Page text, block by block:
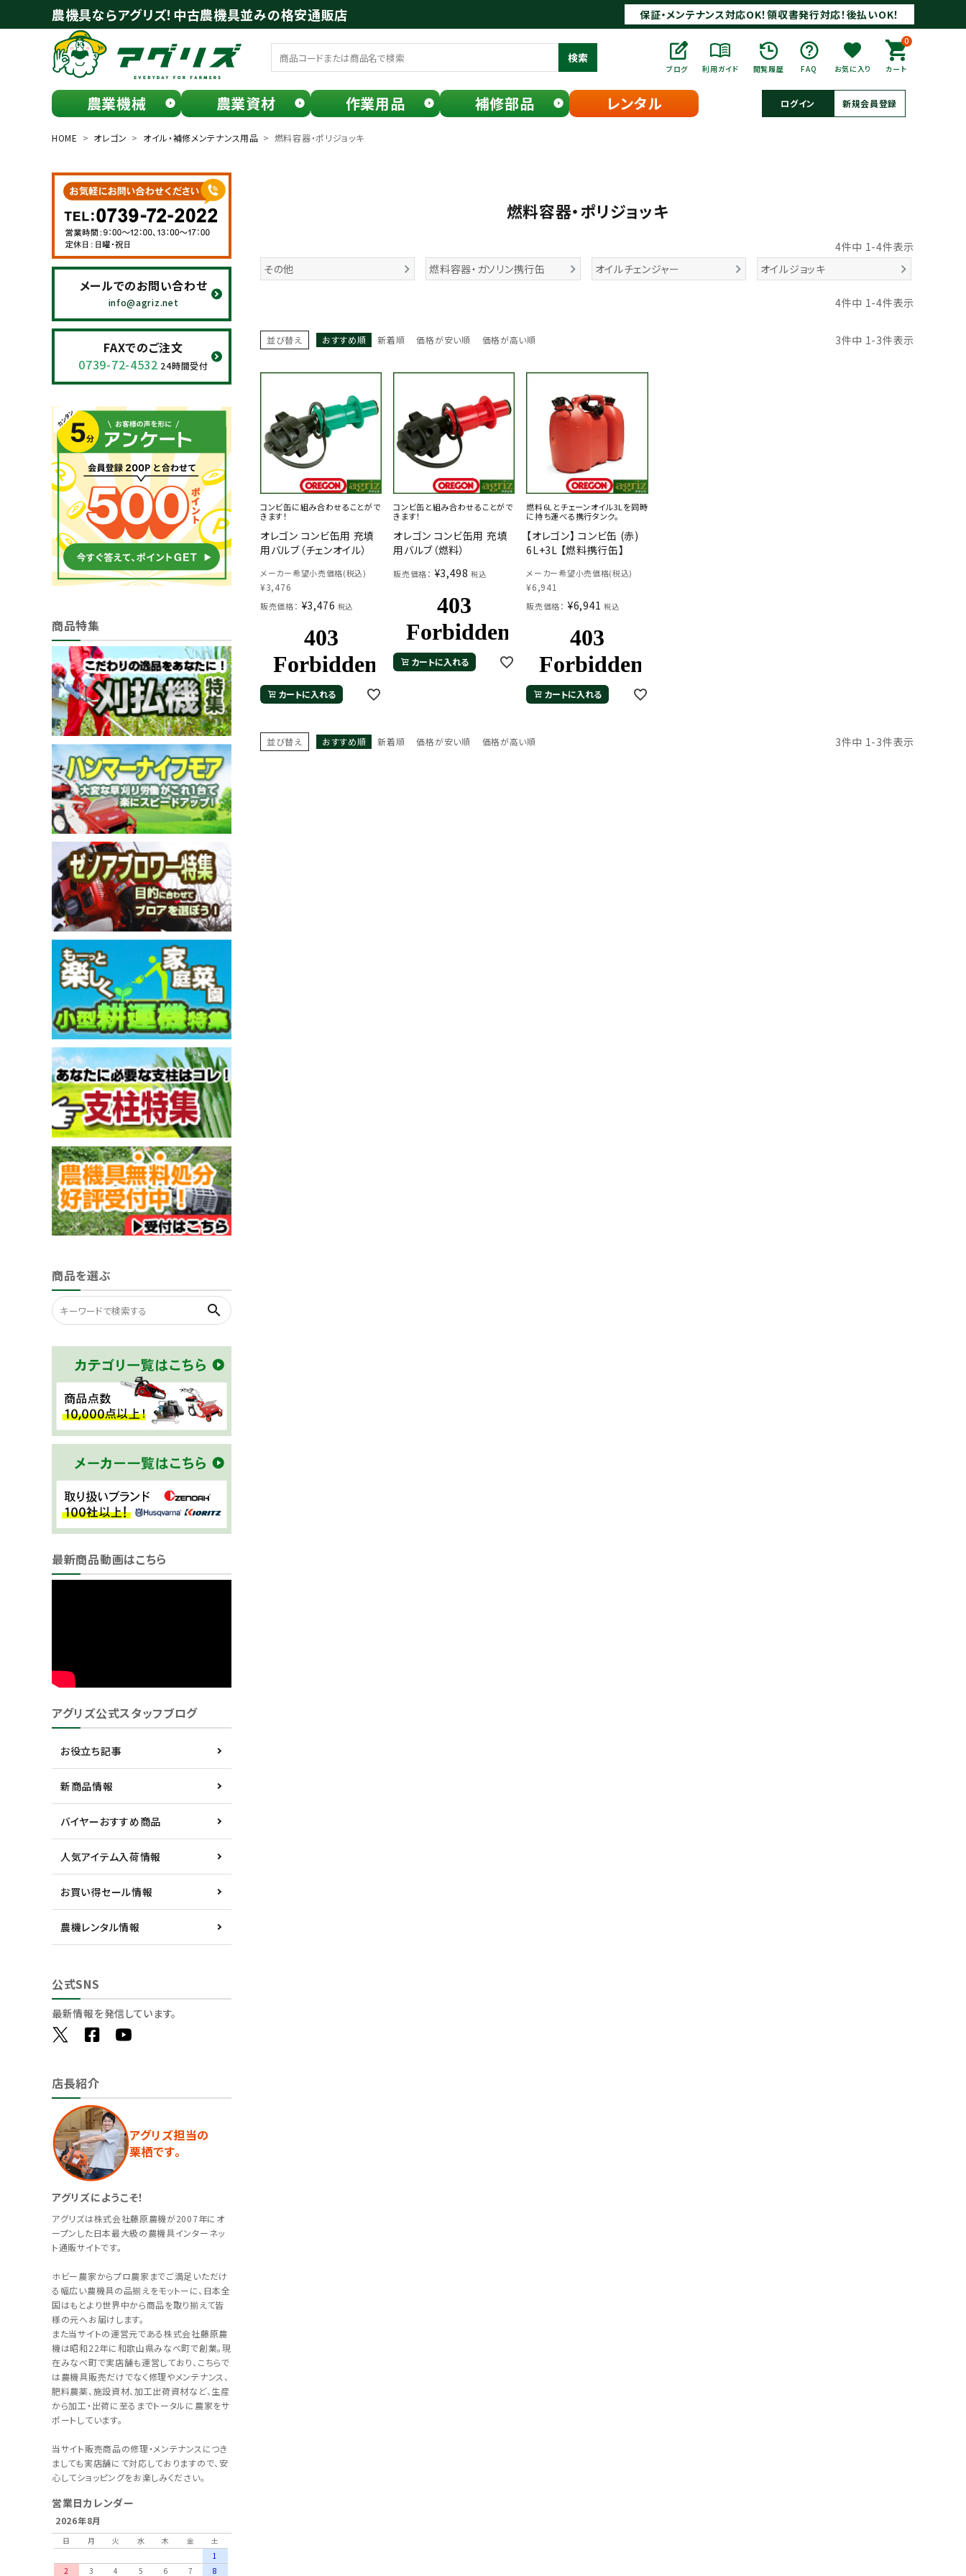
農機具ならアグリズ！中古農機具並みの格安通販店 保証・メンテナンス対応OK！領収書発行対応！後払いOK！
検索
ブログ 利用ガイド 閲覧履歴 FAQ お気に入り
0
カート
農業機械 農業資材 作業用品 補修部品 レンタル ログイン 新規会員登録
ログイン person 会員登録
search
農業資材
作業用品
補修部品
メールでのお問い合わせ
info@agriz.net
FAXでのご注文
0739-72-453224時間受付
HOME オレゴン オイル・補修メンテナンス用品 燃料容器・ポリジョッキ
メールでのお問い合わせ
info@agriz.net
FAXでのご注文
0739-72-4532 24時間受付
商品特集
商品を選ぶ
search
最新商品動画はこちら
アグリズ公式スタッフブログ
お役立ち記事
新商品情報
バイヤーおすすめ商品
人気アイテム入荷情報
お買い得セール情報
農機レンタル情報
公式SNS
最新情報を発信しています。
店長紹介
アグリズ担当の
栗栖です。
アグリズにようこそ！
アグリズは株式会社藤原農機が2007年にオ
ープンした日本最大級の農機具インターネッ
ト通販サイトです。
ホビー農家からプロ農家までご満足いただけ
る幅広い農機具の品揃えをモットーに、日本全
国はもとより世界中から商品を取り揃えて皆
様の元へお届けします。
また当サイトの運営元である株式会社藤原農
機は昭和22年に和歌山県みなべ町で創業。現
在みなべ町で実店舗も運営しており、こちらで
は農機具販売だけでなく修理やメンテナンス、
肥料農薬、施設資材、加工出荷資材など、生産
から加工・出荷に至るまでトータルに農家をサ
ポートしています。
当サイト販売商品の修理・メンテナンスにつき
ましても実店舗にて対応しておりますので、安
心してショッピングをお楽しみください。
営業日カレンダー
2026年8月
日 月 火 水 木 金
土
1
2
3 4 5 6 7 8
燃料容器・ポリジョッキ
4件中 1 -4件表示
その他
燃料容器・ガソリン携行缶 オイルチェンジャー オイルジョッキ
4件中 1 -4件表示
並び替え おすすめ順 新着順 価格が安い順 価格が高い順 3件中 1 -3件表示
コンビ缶に組み合わせることがで
きます！
オレゴン コンビ缶用 充填
用バルブ（チェンオイル）
メーカー希望小売価格(税込)
¥3,476
販売価格： ¥3,476 税込
カートに入れる
コンビ缶と組み合わせることがで
きます！
オレゴン コンビ缶用 充填
用バルブ（燃料）
販売価格： ¥3,498 税込
カートに入れる
燃料6Lとチェーンオイル3Lを同時
に持ち運べる携行タンク。
【オレゴン】 コンビ缶 (赤)
6L+3L 【燃料携行缶】
メーカー希望小売価格(税込)
¥6,941
販売価格： ¥6,941 税込
カートに入れる
並び替え おすすめ順 新着順 価格が安い順 価格が高い順 3件中 1 -3件表示